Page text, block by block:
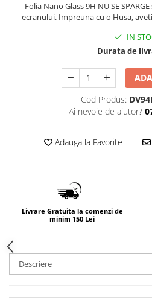
Folia Nano Glass 9H NU SE
ecranului. Impreuna cu o Husa,
IN
Durata de
Cod Produs:
Ai nevoie de ajutor?
Adauga la Favorite
Livrare Gratuita la comenzi de
minim 150 Lei
Descriere